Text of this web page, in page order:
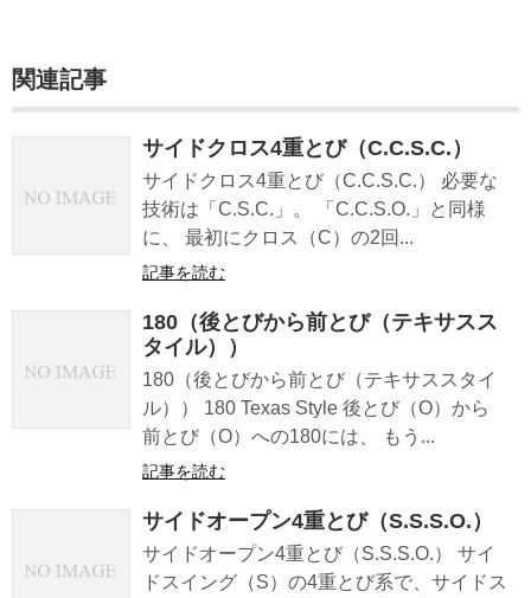
関連記事
サイドクロス4重とび（C.C.S.C.）
サイドクロス4重とび（C.C.S.C.） 必要な
技術は「C.S.C.」。 「C.C.S.O.」と同様
に、 最初にクロス（C）の2回...
記事を読む
180（後とびから前とび（テキサスス
タイル））
180（後とびから前とび（テキサススタイ
ル）） 180 Texas Style 後とび（O）から
前とび（O）への180には、 もう...
記事を読む
サイドオープン4重とび（S.S.S.O.）
サイドオープン4重とび（S.S.S.O.） サイ
ドスイング（S）の4重とび系で、サイドス